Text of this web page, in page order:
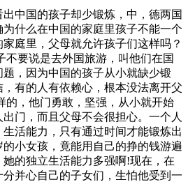
中国的孩子却少锻炼，中，德两国
什么在中国的家庭里孩子不能一个
庭里，父母就允许孩子们这样吗？
不要说是去外国旅游，叫他们在国
，因为中国的孩子从小就缺少锻
有的人有依赖心，根本没法离开父
的，他门勇敢，坚强，从小就开始
门，而且父母不会很担心。一个人
活能力，只有通过时间才能锻炼出
小女孩，竟能用自己的挣的钱游遍
的独立生活能力多强啊!现在，在
并心自己的子女们，生怕他受到一